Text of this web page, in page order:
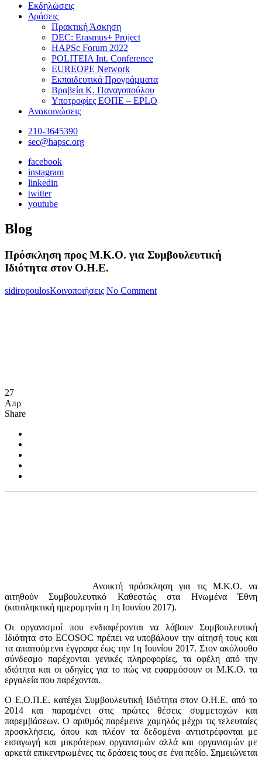
Εκδηλώσεις
Δράσεις
Πρακτική Άσκηση
DEC: Erasmus+ Project
HAPSc Forum 2022
POLITEIA Int. Conference
EUREOPE Network
Εκπαιδευτικά Προγράμματα
Βραβεία Κ. Παναγοπούλου
Υποτροφίες ΕΟΠΕ – EPLO
Ανακοινώσεις
210-3645390
sec@hapsc.org
facebook
instagram
linkedin
twitter
youtube
Blog
Πρόσκληση προς Μ.Κ.Ο. για Συμβουλευτική
Ιδιότητα στον Ο.Η.Ε.
sidiropoulosΚοινοποιήσεις No Comment
27
Απρ
Share
Ανοικτή πρόσκληση για τις Μ.Κ.Ο. να
αιτηθούν Συμβουλευτικό Καθεστώς στα Ηνωμένα Έθνη
(καταληκτική ημερομηνία η 1η Ιουνίου 2017).
Οι οργανισμοί που ενδιαφέρονται να λάβουν Συμβουλευτική
Ιδιότητα στο ECOSOC πρέπει να υποβάλουν την αίτησή τους και
τα απαιτούμενα έγγραφα έως την 1η Ιουνίου 2017. Στον ακόλουθο
σύνδεσμο παρέχονται γενικές πληροφορίες, τα οφέλη από την
ιδιότητα και οι οδηγίες για το πώς να εφαρμόσουν οι Μ.Κ.Ο. τα
εργαλεία που παρέχονται.
Ο Ε.Ο.Π.Ε. κατέχει Συμβουλευτική Ιδιότητα στον Ο.Η.Ε. από το
2014 και παραμένει στις πρώτες θέσεις συμμετοχών και
παρεμβάσεων. Ο αριθμός παρέμεινε χαμηλός μέχρι τις τελευταίες
προσκλήσεις, όπου και πλέον τα δεδομένα αντιστρέφονται με
εισαγωγή και μικρότερων οργανισμών αλλά και οργανισμών με
αρκετά επικεντρωμένες τις δράσεις τους σε ένα πεδίο. Σημειώνεται